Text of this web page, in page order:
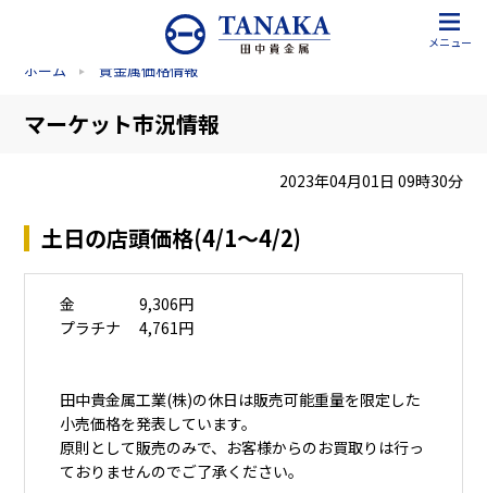
メニュー
ホーム 貴金属価格情報
マーケット市況情報
2023年04月01日 09時30分
土日の店頭価格(4/1～4/2)
金 9,306円
プラチナ 4,761円
田中貴金属工業(株)の休日は販売可能重量を限定した
小売価格を発表しています。
原則として販売のみで、お客様からのお買取りは行っ
ておりませんのでご了承ください。